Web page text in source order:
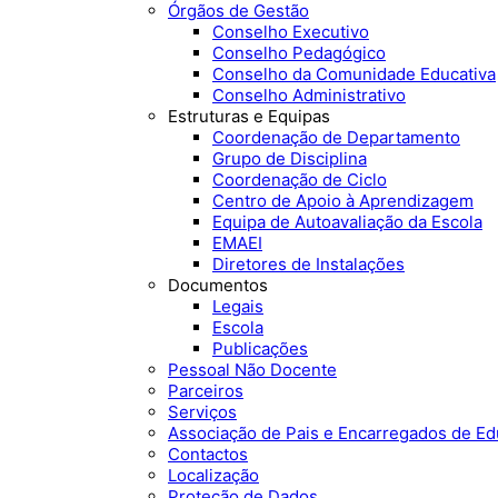
Órgãos de Gestão
Conselho Executivo
Conselho Pedagógico
Conselho da Comunidade Educativa
Conselho Administrativo
Estruturas e Equipas
Coordenação de Departamento
Grupo de Disciplina
Coordenação de Ciclo
Centro de Apoio à Aprendizagem
Equipa de Autoavaliação da Escola
EMAEI
Diretores de Instalações
Documentos
Legais
Escola
Publicações
Pessoal Não Docente
Parceiros
Serviços
Associação de Pais e Encarregados de
Contactos
Localização